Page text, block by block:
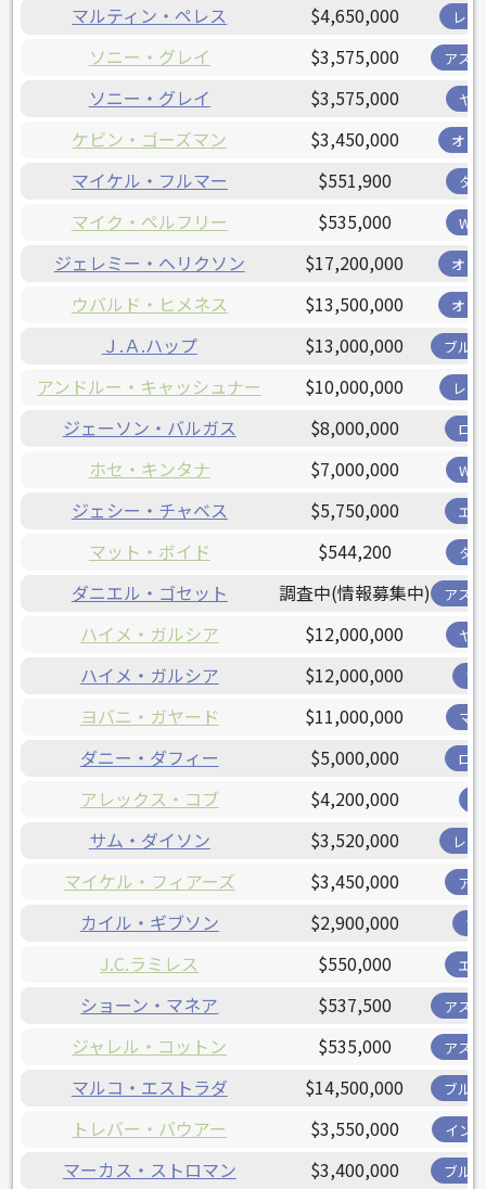
マルティン・ペレス $4,650,000 レン
ソニー・グレイ $3,575,000 アス
ソニー・グレイ $3,575,000 ヤ
ケビン・ゴーズマン $3,450,000 オリ
マイケル・フルマー $551,900 タ
マイク・ペルフリー $535,000 W
ジェレミー・ヘリクソン $17,200,000 オリ
ウバルド・ヒメネス $13,500,000 オリ
Ｊ.Ａ.ハップ $13,000,000 ブル
アンドルー・キャッシュナー $10,000,000 レン
ジェーソン・バルガス $8,000,000 ロ
ホセ・キンタナ $7,000,000 W
ジェシー・チャベス $5,750,000 エ
マット・ボイド $544,200 タ
ダニエル・ゴセット 調査中(情報募集中) アス
ハイメ・ガルシア $12,000,000 ヤ
ハイメ・ガルシア $12,000,000 ツ
ヨバニ・ガヤード $11,000,000 マ
ダニー・ダフィー $5,000,000 ロ
アレックス・コブ $4,200,000
サム・ダイソン $3,520,000 レン
マイケル・フィアーズ $3,450,000 ア
カイル・ギブソン $2,900,000 ツ
J.C.ラミレス $550,000 エ
ショーン・マネア $537,500 アス
ジャレル・コットン $535,000 アス
マルコ・エストラダ $14,500,000 ブル
トレバー・バウアー $3,550,000 イン
マーカス・ストロマン $3,400,000 ブル